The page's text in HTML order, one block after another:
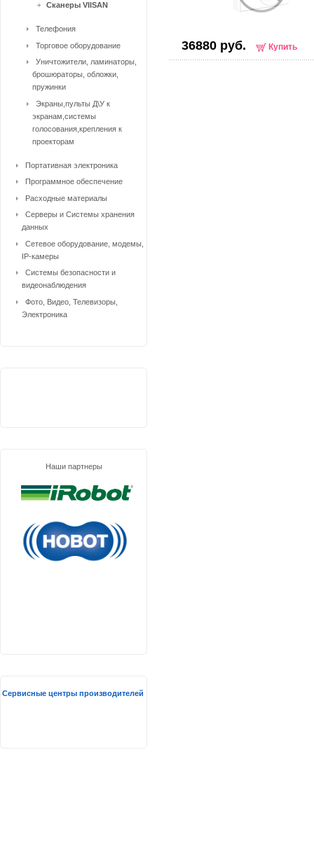
36880 руб. Купить
Сканеры VIISAN
Телефония
Торговое оборудование
Уничтожители, ламинаторы,
брошюраторы, обложки,
пружинки
Экраны,пульты Д\У к
экранам,системы
голосования,крепления к
проекторам
Портативная электроника
Программное обеспечение
Расходные материалы
Серверы и Системы хранения
данных
Сетевое оборудование, модемы,
IP-камеры
Системы безопасности и
видеонаблюдения
Фото, Видео, Телевизоры,
Электроника
Наши партнеры
Сервисные центры производителей